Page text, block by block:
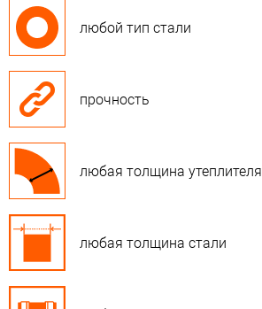
любой тип стали
прочность
любая толщина утеплителя
любая толщина стали